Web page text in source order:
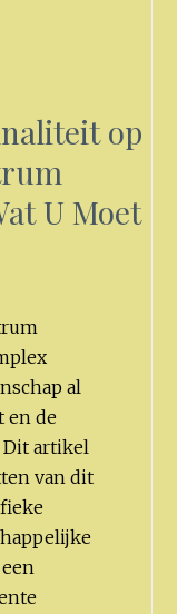
op
U Moet
al
en de
Dit artikel
van dit